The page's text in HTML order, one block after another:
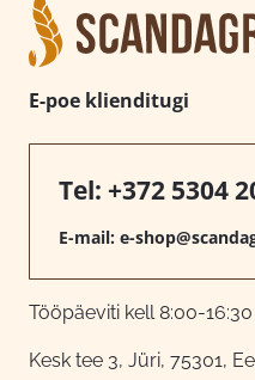
E-poe klienditugi
Tel: +372 5304
E-mail: e-
Tööpäeviti kell 8:00-16:30
Kesk tee 3, Jüri, 75301,